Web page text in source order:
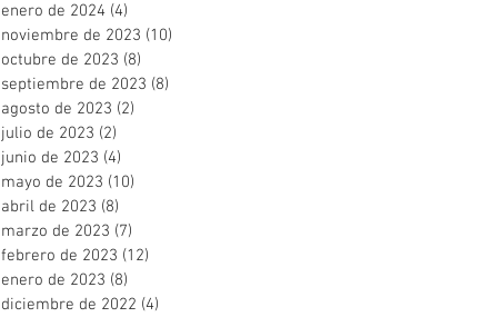
enero de 2024 (4)
noviembre de 2023 (10)
octubre de 2023 (8)
septiembre de 2023 (8)
agosto de 2023 (2)
julio de 2023 (2)
junio de 2023 (4)
mayo de 2023 (10)
abril de 2023 (8)
marzo de 2023 (7)
febrero de 2023 (12)
enero de 2023 (8)
diciembre de 2022 (4)